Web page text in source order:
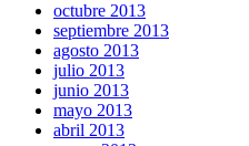
octubre 2013
septiembre 2013
agosto 2013
julio 2013
junio 2013
mayo 2013
abril 2013